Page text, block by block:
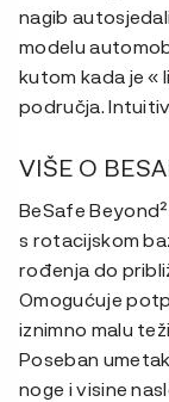
nagib
modelu
kutom kada je «
područja.
VIŠE O
BeSafe
s rotacijskom
rođenja do
Omogućuje
iznimno malu
Poseban
noge i visine